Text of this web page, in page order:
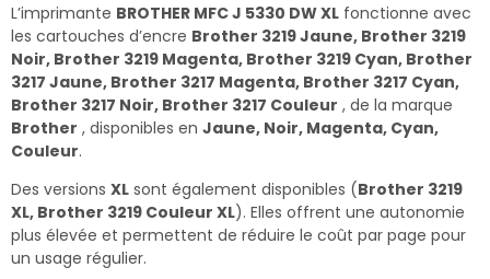
L’imprimante BROTHER MFC J 5330 DW XL fonctionne avec
les cartouches d’encre Brother 3219 Jaune, Brother 3219
Noir, Brother 3219 Magenta, Brother 3219 Cyan, Brother
3217 Jaune, Brother 3217 Magenta, Brother 3217 Cyan,
Brother 3217 Noir, Brother 3217 Couleur , de la marque
Brother , disponibles en Jaune, Noir, Magenta, Cyan,
Couleur.
Des versions XL sont également disponibles (Brother 3219
XL, Brother 3219 Couleur XL). Elles offrent une autonomie
plus élevée et permettent de réduire le coût par page pour
un usage régulier.